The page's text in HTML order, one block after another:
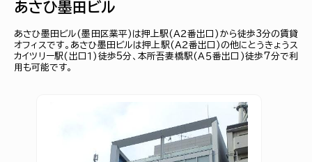
あさひ墨田ビル
あさひ墨田ビル(墨田区業平)は押上駅(Ａ２番出口)から徒歩3分の賃貸
オフィスです。あさひ墨田ビルは押上駅(Ａ２番出口)の他にとうきょうス
カイツリー駅(出口１)徒歩5分、本所吾妻橋駅(Ａ５番出口)徒歩7分で利
用も可能です。